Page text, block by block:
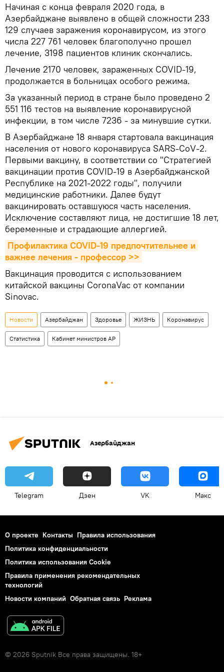
Начиная с конца февраля 2020 года, в
Азербайджане выявлено в общей сложности 233
129 случаев заражения коронавирусом, из этого
числа 227 761 человек благополучно прошел
лечение, 3198 пациентов клиник скончались.
Лечение 2170 человек, зараженных COVID-19,
продолжается в больницах особого режима.
За указанный период в стране было проведено 2
551 116 тестов на выявление коронавирусной
инфекции, в том числе 7236 - за минувшие сутки.
В Азербайджане 18 января стартовала вакцинация
населения от нового коронавируса SARS-CoV-2.
Первыми вакцину, в соответствии со "Стратегией
вакцинации против COVID-19 в Азербайджанской
Республике на 2021-2022 годы", получили
медицинские работники. Далее будут
вакцинировать оставшуюся часть населения.
Исключение составляют лица, не достигшие 18 лет,
беременные и страдающие аллергией.
Профилактика COVID-19 предпочтительнее и
важнее лечения - профессор >>
Вакцинация проводится с использованием
китайской вакцины CoronaVac от компании
Sinovac.
Новости Азербайджан Здоровье ЖИЗНЬ Коронавирус
Статистика Кабинет министров АР
Азербайджан
Telegram Дзен VK Макс
О проекте Контакты Правила использования
Политика конфиденциальности
Политика использования Cookie
Правила применения рекомендательных
технологий
Новости компаний Обратная связь Реклама
© 2026 Sputnik Все права защищены. 18+